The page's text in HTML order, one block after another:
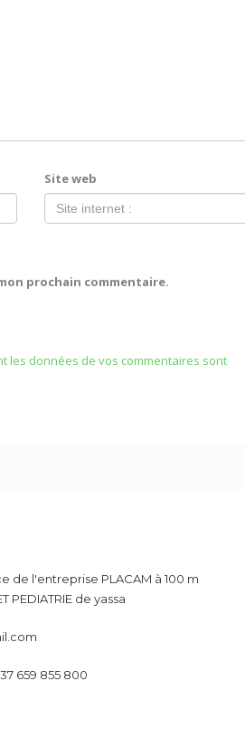
Site web
prochain commentaire.
les données de vos commentaires sont
de l'entreprise PLACAM à 100 m
PEDIATRIE de yassa
659 855 800